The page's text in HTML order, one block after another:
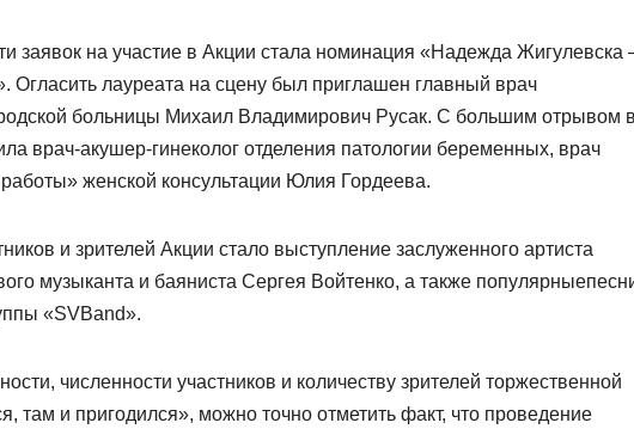
заявок на участие в Акции стала номинация «Надежда Жигулевска
Огласить лауреата на сцену был приглашен главный врач
больницы Михаил Владимирович Русак. С большим отрывом
врач-акушер-гинеколог отделения патологии беременных, врач
женской консультации Юлия Гордеева.
и зрителей Акции стало выступление заслуженного артиста
музыканта и баяниста Сергея Войтенко, а также
«SVBand».
численности участников и количеству зрителей торжественной
там и пригодился», можно точно отметить факт, что проведение